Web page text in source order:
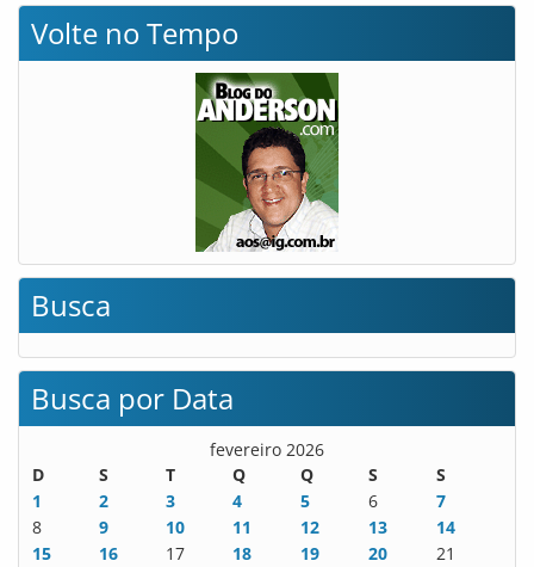
Volte no Tempo
Busca
Busca por Data
fevereiro 2026
D
S T Q Q S
S
1
2 3 4 5 6
7
8
9 10 11 12 13
14
15
16 17 18 19 20
21